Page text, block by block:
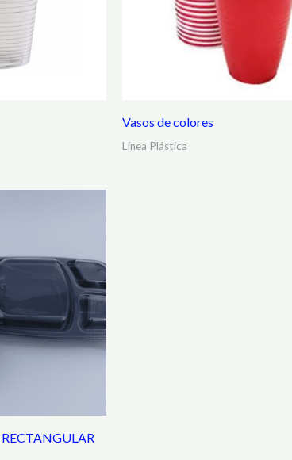
Vasos de colores
Línea Plástica